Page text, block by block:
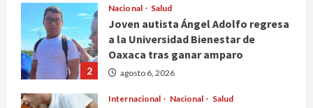
agosto 6, 2026
3
Internacional Nacional Salud
México confirma 33 casos de
ciclosporiasis y descarta vínculo
agosto 6, 2026